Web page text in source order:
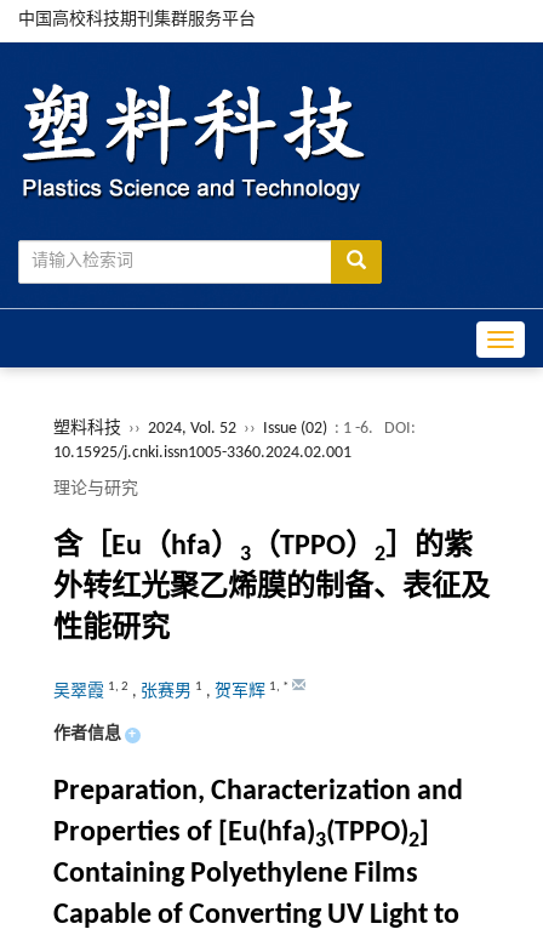
中国高校科技期刊集群服务平台
塑料科技 ›› 2024, Vol. 52 ›› Issue (02) : 1 -6.
DOI:
10.15925/j.cnki.issn1005-3360.2024.02.001
理论与研究
含［Eu（hfa） 3（TPPO） 2］的紫
外转红光聚乙烯膜的制备、表征及
性能研究
吴翠霞 1, 2 , 张赛男 1 , 贺军辉 1, *
作者信息 +
Preparation, Characterization and
Properties of [Eu(hfa)3(TPPO)2]
Containing Polyethylene Films
Capable of Converting UV Light to